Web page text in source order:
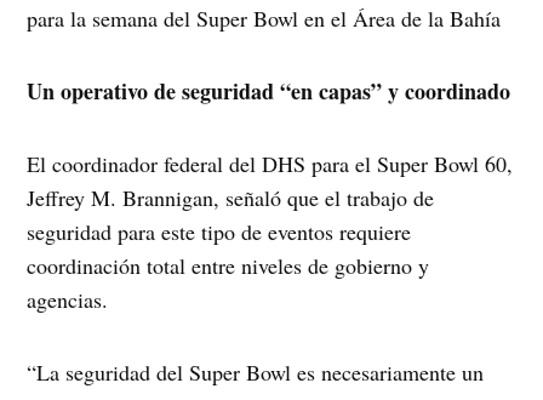
para la semana del Super Bowl en el Área de la Bahía
Un operativo de seguridad “en capas” y coordinado
El coordinador federal del DHS para el Super Bowl 60,
Jeffrey M. Brannigan, señaló que el trabajo de
seguridad para este tipo de eventos requiere
coordinación total entre niveles de gobierno y
agencias.
“La seguridad del Super Bowl es necesariamente un